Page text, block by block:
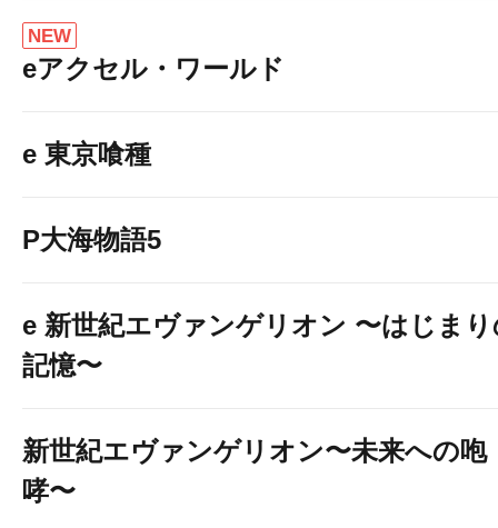
NEW
eアクセル・ワールド
e 東京喰種
P大海物語5
e 新世紀エヴァンゲリオン 〜はじま
記憶〜
新世紀エヴァンゲリオン〜未来への咆
哮〜